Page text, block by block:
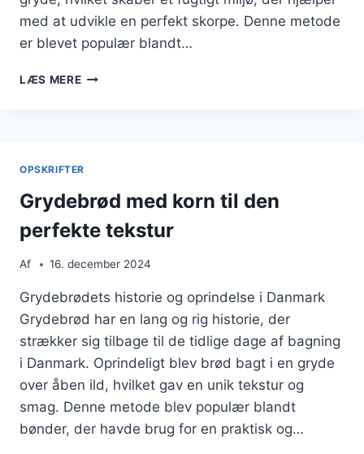
med at udvikle en perfekt skorpe. Denne metode
er blevet populær blandt…
LÆS MEREGRYDEBRØD
OPSKRIFTER
Grydebrød med korn til den
perfekte tekstur
Af 16. december 2024
Grydebrødets historie og oprindelse i Danmark
Grydebrød har en lang og rig historie, der
strækker sig tilbage til de tidlige dage af bagning
i Danmark. Oprindeligt blev brød bagt i en gryde
over åben ild, hvilket gav en unik tekstur og
smag. Denne metode blev populær blandt
bønder, der havde brug for en praktisk og…